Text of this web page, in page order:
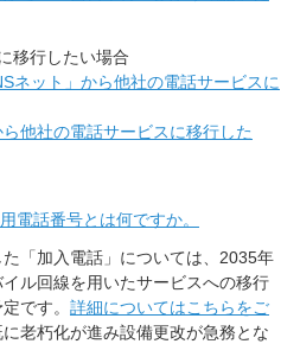
移行したい場合
ネット」から他社の電話サービスに
他社の電話サービスに移行した
電話番号とは何ですか。
「加入電話」については、2035年
ル回線を用いたサービスへの移行
です。 詳細についてはこちらをご
に老朽化が進み設備更改が急務とな